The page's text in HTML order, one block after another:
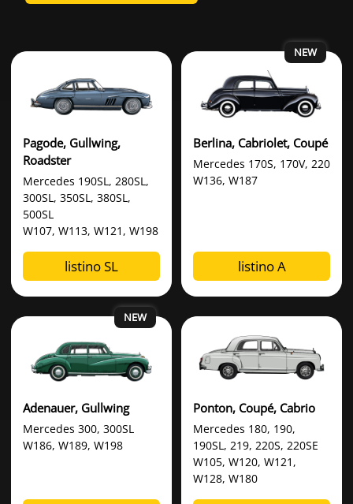
Pagode, Gullwing,
Roadster
Mercedes 190SL, 280SL,
300SL, 350SL, 380SL,
500SL
W107, W113, W121, W198
listino SL
Berlina, Cabriolet, Coupé
Mercedes 170S, 170V, 220
W136, W187
listino A
Adenauer, Gullwing
Mercedes 300, 300SL
W186, W189, W198
Ponton, Coupé, Cabrio
Mercedes 180, 190,
190SL, 219, 220S, 220SE
W105, W120, W121,
W128, W180